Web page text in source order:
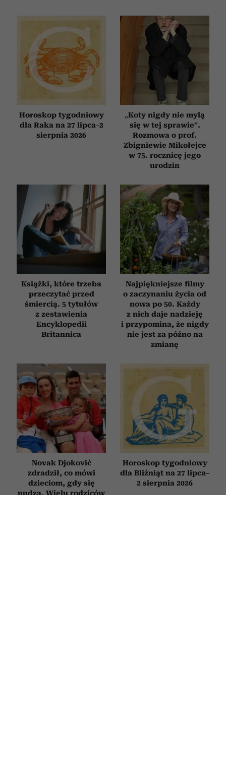
Horoskop tygodniowy
dla Raka na 27 lipca–2
sierpnia 2026
„Koty nigdy nie mylą
się w tej sprawie”.
Rozmowa o prof.
Zbigniewie Mikołejce
w 75. rocznicę jego
urodzin
Książki, które trzeba
przeczytać przed
śmiercią. 5 tytułów
z zestawienia
Encyklopedii
Britannica
Najpiękniejsze filmy
o zaczynaniu życia od
nowa po 50. Każdy
z nich daje nadzieję
i przypomina, że nigdy
nie jest za późno na
zmianę
Novak Djoković
zdradził, co mówi
dzieciom, gdy się
nudzą. Wielu rodziców
Horoskop tygodniowy
dla Bliźniąt na 27 lipca–
2 sierpnia 2026